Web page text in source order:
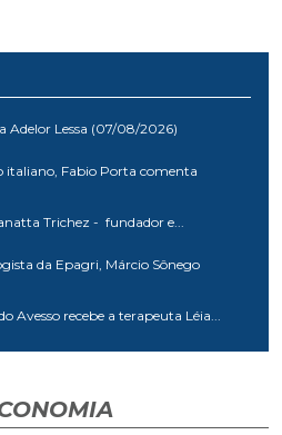
Adelor Lessa (07/08/2026)
italiano, Fabio Porta comenta
Trichez - fundador e...
da Epagri, Márcio Sônego
Avesso recebe a terapeuta Léia...